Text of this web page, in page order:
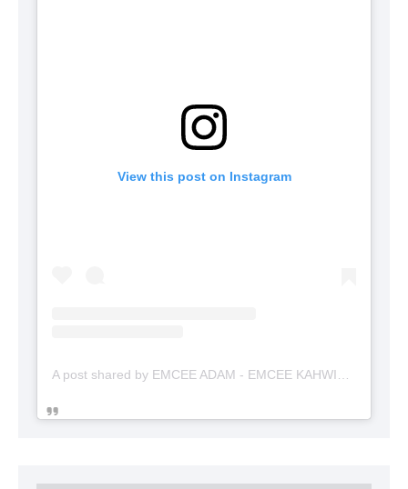
View this post on Instagram